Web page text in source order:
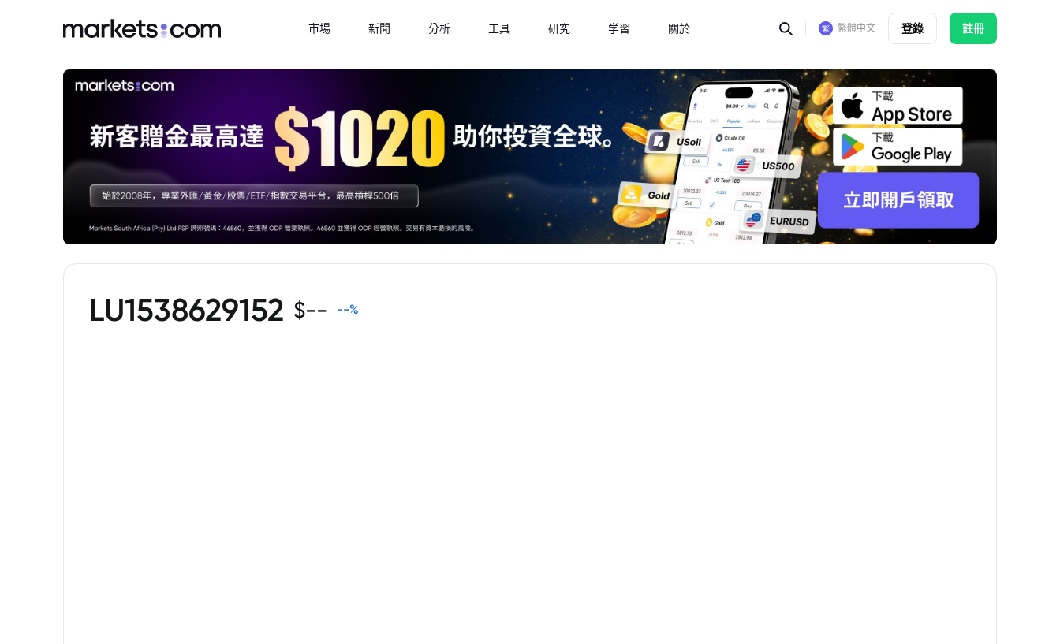
市場 新聞 分析 工具 研究 学習 關於 繁體中文 登錄 註冊
LU1538629152 $-- --%